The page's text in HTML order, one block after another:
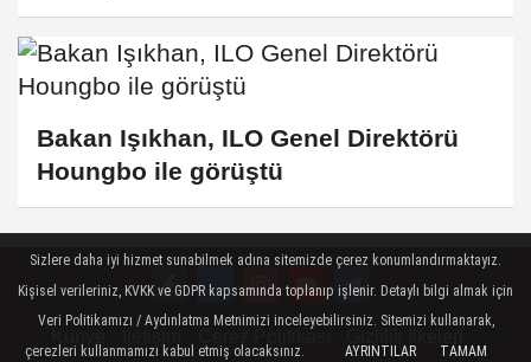
Bakan Işıkhan, ILO Genel Direktörü
Houngbo ile görüştü
Sizlere daha iyi hizmet sunabilmek adına sitemizde çerez konumlandırmaktayız.
Kişisel verileriniz, KVKK ve GDPR kapsamında toplanıp işlenir. Detaylı bilgi almak için
Veri Politikamızı / Aydınlatma Metnimizi inceleyebilirsiniz. Sitemizi kullanarak,
çerezleri kullanmamızı kabul etmiş olacaksınız.
AYRINTILAR TAMAM